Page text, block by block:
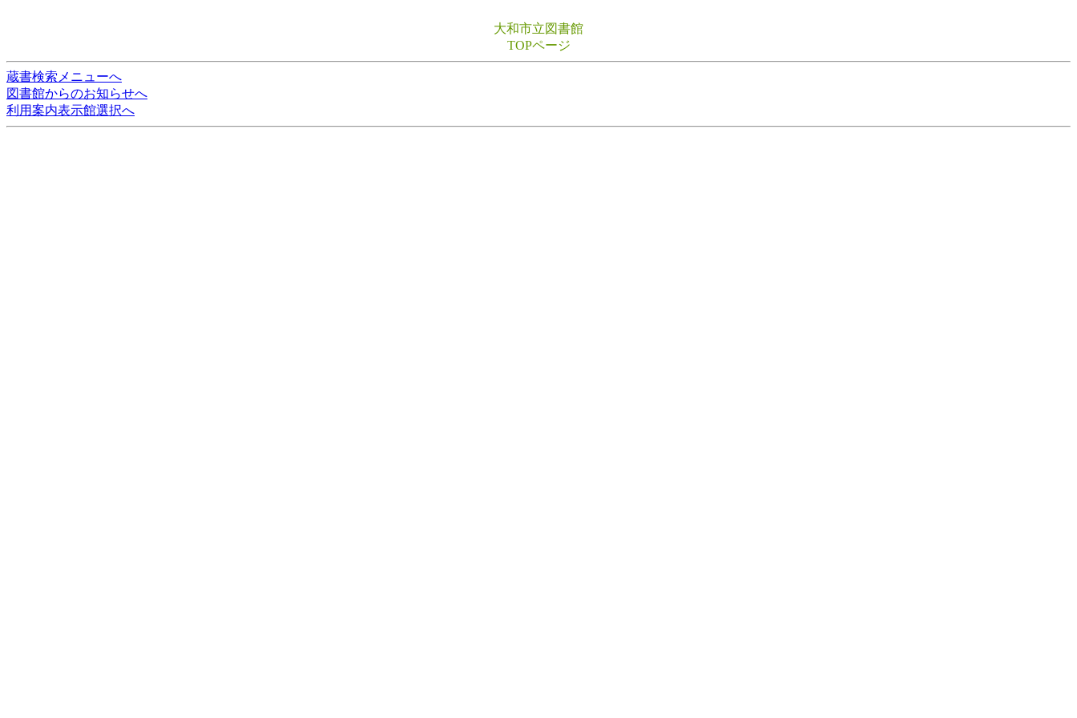
大和市立図書館
TOPページ
蔵書検索メニューへ
図書館からのお知らせへ
利用案内表示館選択へ